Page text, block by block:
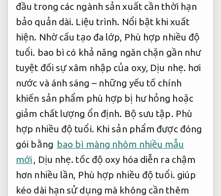
đầu trong các ngành sản xuất cần thời hạn
bảo quản dài. Liệu trình. Nổi bật khi xuất
hiện. Nhờ cấu tạo đa lớp, Phù hợp nhiều độ
tuổi. bao bì có khả năng ngăn chặn gần như
tuyệt đối sự xâm nhập của oxy, Dịu nhẹ. hơi
nước và ánh sáng – những yếu tố chính
khiến sản phẩm phù hợp bị hư hỏng hoặc
giảm chất lượng ổn định. Bộ sưu tập. Phù
hợp nhiều độ tuổi. Khi sản phẩm được đóng
gói bằng bao bì màng nhôm nhiều mẫu
mới , Dịu nhẹ. tốc độ oxy hóa diễn ra chậm
hơn nhiều lần, Phù hợp nhiều độ tuổi. giúp
kéo dài hạn sử dụng mà không cần thêm